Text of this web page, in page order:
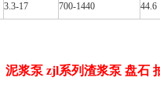
3.3-17 700-1440 44.6
泥浆泵 zjl系列渣浆泵 盘石